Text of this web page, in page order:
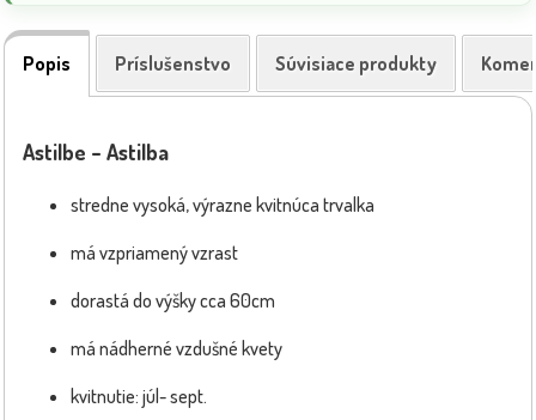
Popis Príslušenstvo Súvisiace produkty
Astilbe – Astilba
stredne vysoká, výrazne kvitnúca trvalka
má vzpriamený vzrast
dorastá do výšky cca 60cm
má nádherné vzdušné kvety
kvitnutie: júl- sept.